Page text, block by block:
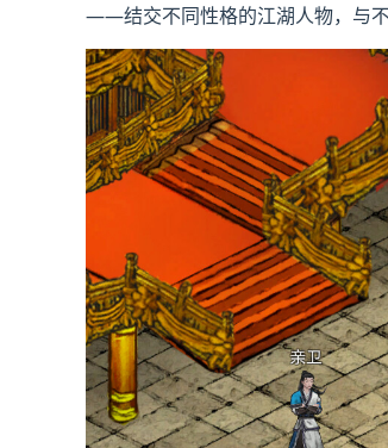
——结交不同性格的江湖人物，与